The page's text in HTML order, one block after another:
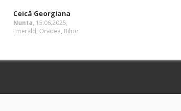
Ceică Georgiana
Nunta, 15.06.2025,
Emerald, Oradea, Bihor